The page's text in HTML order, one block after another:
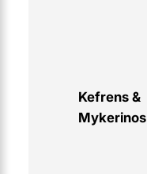
Kefrens &
Mykerinos